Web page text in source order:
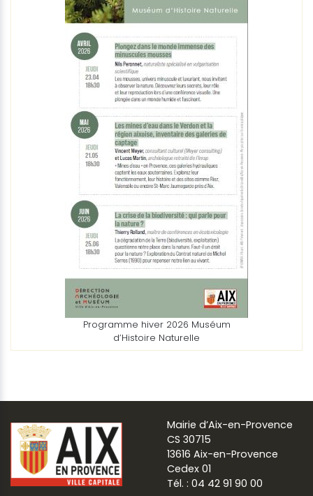
Programme hiver 2026 Muséum
d’Histoire Naturelle
Mairie d’Aix-en-Provence
CS 30715
13616 Aix-en-Provence
Cedex 01
Tél. : 04 42 91 90 00